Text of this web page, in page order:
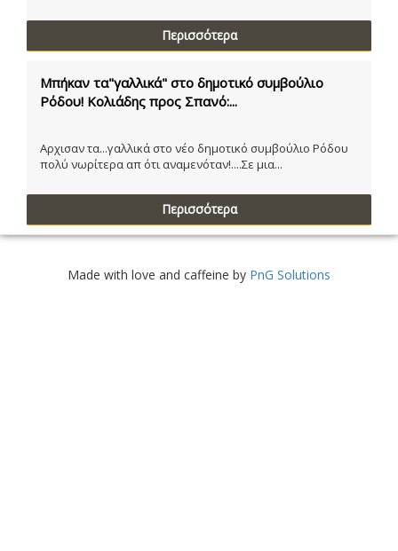
Περισσότερα
Μπήκαν τα"γαλλικά" στο δημοτικό συμβούλιο
Ρόδου! Κολιάδης προς Σπανό:...
Αρχισαν τα...γαλλικά στο νέο δημοτικό συμβούλιο Ρόδου
πολύ νωρίτερα απ ότι αναμενόταν!....Σε μια...
Περισσότερα
Made with love and caffeine by PnG Solutions